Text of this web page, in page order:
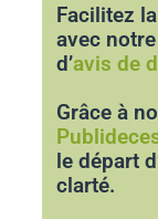
Facilitez
avec
d’avis de
Grâce à
le départ
clarté.